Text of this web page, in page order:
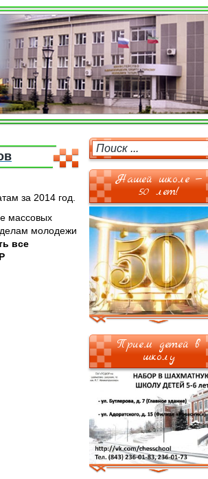
за 2014 год.
массовых
делам молодежи
все
Нашей школе —
50 лет!
Прием детей в
школу